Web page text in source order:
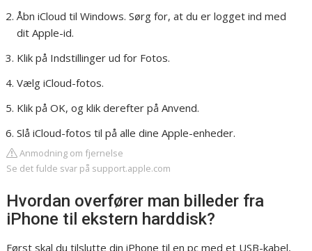
Åbn iCloud til Windows. Sørg for, at du er logget ind med
dit Apple-id.
Klik på Indstillinger ud for Fotos.
Vælg iCloud-fotos.
Klik på OK, og klik derefter på Anvend.
Slå iCloud-fotos til på alle dine Apple-enheder.
Anmodning om fjernelse
Se det fulde svar på support.apple.com
Hvordan overfører man billeder fra
iPhone til ekstern harddisk?
Først skal du tilslutte din iPhone til en pc med et USB-kabel,